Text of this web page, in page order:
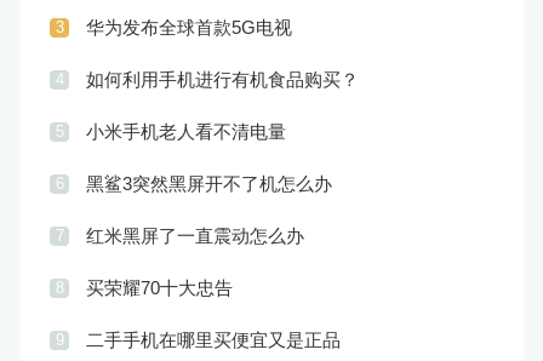
3 华为发布全球首款5G电视
4 如何利用手机进行有机食品购买？
5 小米手机老人看不清电量
6 黑鲨3突然黑屏开不了机怎么办
7 红米黑屏了一直震动怎么办
8 买荣耀70十大忠告
9 二手手机在哪里买便宜又是正品